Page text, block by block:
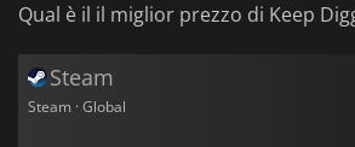
Qual è il il miglior prezzo di Keep
Steam
Steam · Global